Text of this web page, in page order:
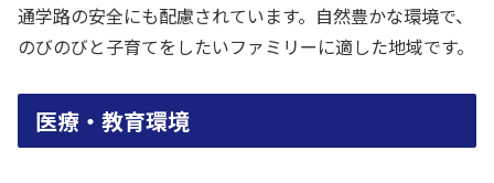
通学路の安全にも配慮されています。自然豊かな環境で、
のびのびと子育てをしたいファミリーに適した地域です。
医療・教育環境